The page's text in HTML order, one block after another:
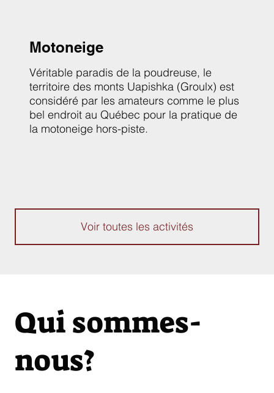
Qui sommes-
nous?
Motoneige
Véritable paradis de la poudreuse, le
territoire des monts Uapishka (Groulx) est
considéré par les amateurs comme le plus
bel endroit au Québec pour la pratique de
la motoneige hors-piste.
Voir toutes les activités